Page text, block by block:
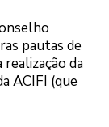
pautas de
realização da
ACIFI (que